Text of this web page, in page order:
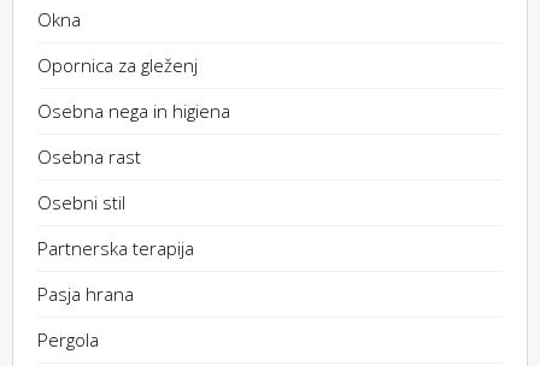
Okna
Opornica za gleženj
Osebna nega in higiena
Osebna rast
Osebni stil
Partnerska terapija
Pasja hrana
Pergola